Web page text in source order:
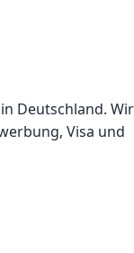
Deutschland. Wir
Visa und